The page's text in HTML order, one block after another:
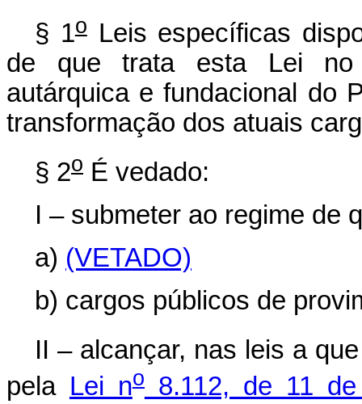
§ 1oLeis específicas
de que trata esta Lei no
autárquica e fundacional do
transformação dos atuais
§ 2o É vedado:
I – submeter ao regime de
a) (VETADO)
b) cargos públicos de
II – alcançar, nas leis a
pela Lei no8.112, de 11 de